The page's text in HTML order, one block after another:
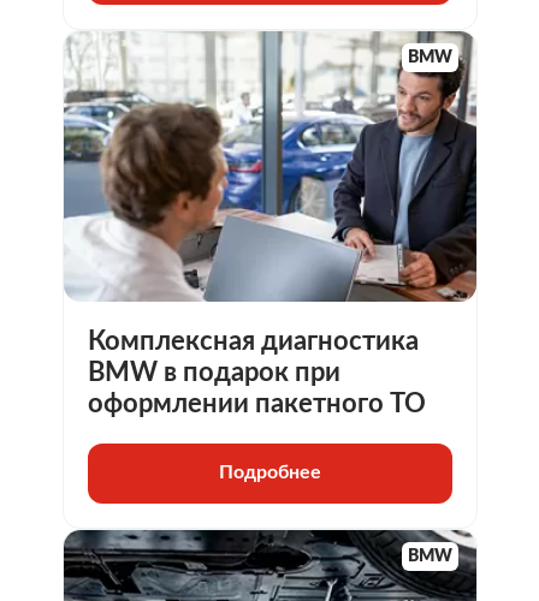
BMW
Комплексная диагностика
BMW в подарок при
оформлении пакетного ТО
Подробнее
BMW